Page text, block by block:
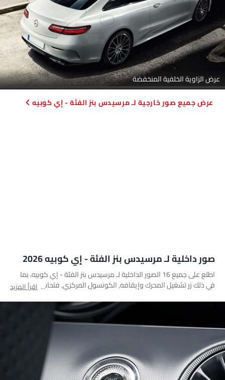
عرض الزاوية الخلفية المنخفضة
صور خارجية لـ مرسيدس بنز الفئة - إي كوبيه
صور داخلية لـ مرسيدس بنز الفئة - إي كوبيه 2026
اطلع على جميع 16 الصور الداخلية لـ مرسيدس بنز الفئة - إي كوبيه، بما
في ذلك زر تشغيل المحرك وإيقافه, الكونسول المركزي, فتحات المكيف
منفذ ملحقات الطاقة, مغير السرعات, مصابيح الكرمى, التحكم الخلفي في
المكيف, منظر مكبرات الصوت, التحكم الجانبي في المكيف, شاشة اللمس,
مقبض الباب الداخلي, فتحات تكييف جانبية أمامية
اقرأ المزيد